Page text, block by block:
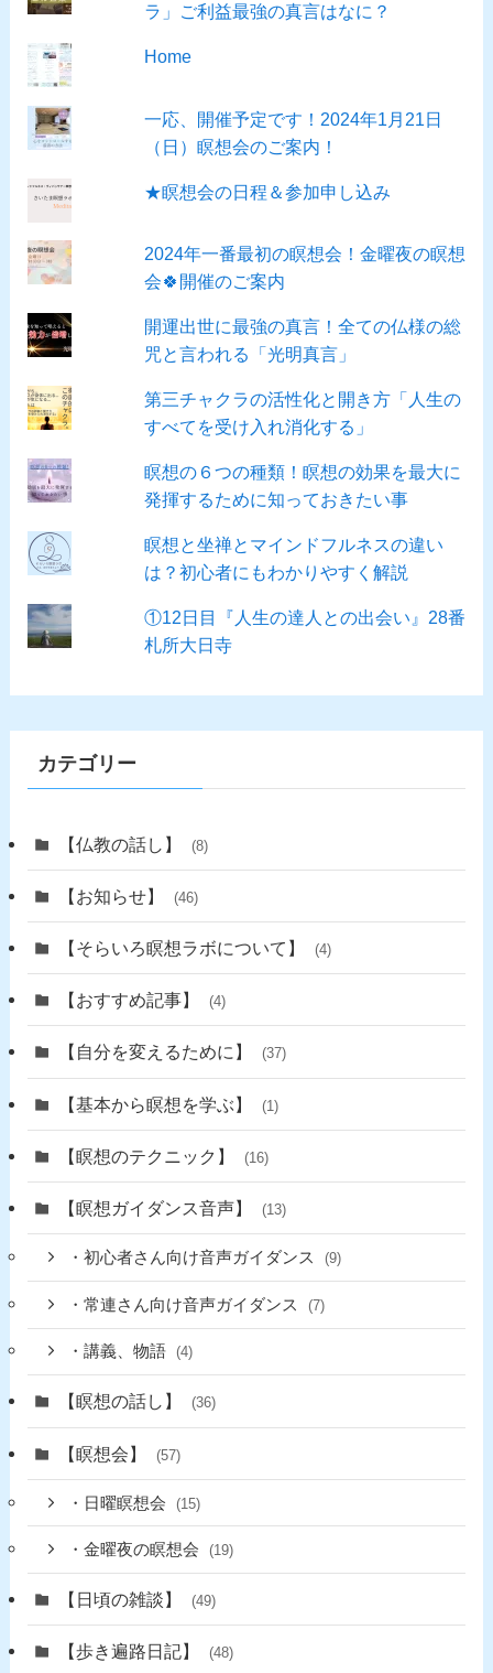
ラ」ご利益最強の真言はなに？
Home
一応、開催予定です！2024年1月21日
（日）瞑想会のご案内！
★瞑想会の日程＆参加申し込み
2024年一番最初の瞑想会！金曜夜の瞑想
会🍀開催のご案内
開運出世に最強の真言！全ての仏様の総
咒と言われる「光明真言」
第三チャクラの活性化と開き方「人生の
すべてを受け入れ消化する」
瞑想の６つの種類！瞑想の効果を最大に
発揮するために知っておきたい事
瞑想と坐禅とマインドフルネスの違い
は？初心者にもわかりやすく解説
①12日目『人生の達人との出会い』28番
札所大日寺
カテゴリー
【仏教の話し】 (8)
【お知らせ】 (46)
【そらいろ瞑想ラボについて】 (4)
【おすすめ記事】 (4)
【自分を変えるために】 (37)
【基本から瞑想を学ぶ】 (1)
【瞑想のテクニック】 (16)
【瞑想ガイダンス音声】 (13)
・初心者さん向け音声ガイダンス (9)
・常連さん向け音声ガイダンス (7)
・講義、物語 (4)
【瞑想の話し】 (36)
【瞑想会】 (57)
・日曜瞑想会 (15)
・金曜夜の瞑想会 (19)
【日頃の雑談】 (49)
【歩き遍路日記】 (48)